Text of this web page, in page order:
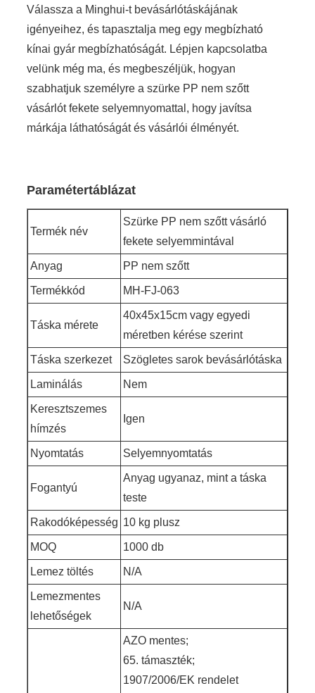
Válassza a Minghui-t bevásárlótáskájának
igényeihez, és tapasztalja meg egy megbízható
kínai gyár megbízhatóságát. Lépjen kapcsolatba
velünk még ma, és megbeszéljük, hogyan
szabhatjuk személyre a szürke PP nem szőtt
vásárlót fekete selyemnyomattal, hogy javítsa
márkája láthatóságát és vásárlói élményét.
Paramétertáblázat
Termék név
Szürke PP nem szőtt vásárló
fekete selyemmintával
Anyag PP nem szőtt
Termékkód MH-FJ-063
Táska mérete
40x45x15cm vagy egyedi
méretben kérése szerint
Táska szerkezet Szögletes sarok bevásárlótáska
Laminálás Nem
Keresztszemes
hímzés
Igen
Nyomtatás Selyemnyomtatás
Fogantyú
Anyag ugyanaz, mint a táska
teste
Rakodóképesség 10 kg plusz
MOQ 1000 db
Lemez töltés N/A
Lemezmentes
lehetőségek
N/A
AZO mentes;
65. támaszték;
1907/2006/EK rendelet